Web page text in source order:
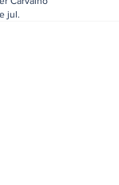
jul.